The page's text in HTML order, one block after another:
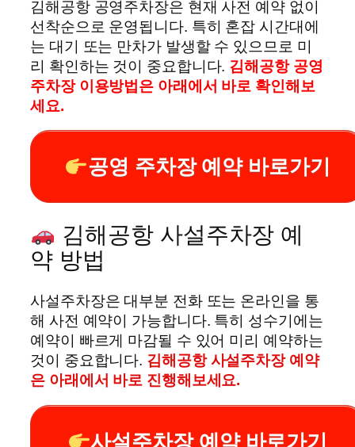
김해공항 공영주차장은 현재 사전 예약 없이
선착순으로 운영됩니다. 특히 혼잡 시간대에
는 대기 또는 만차가 발생할 수 있으므로 미
리 확인하는 것이 중요합니다. 김해공항 공영
주차장 이용방법은 아래에서 바로 확인해보
세요.
공영 주차장 예약 바로가기
김해공항 사설주차장 예
약 방법
사설주차장은 대부분 전화 또는 온라인을 통
해 사전 예약이 가능합니다. 특히 성수기에는
예약이 빠르게 마감될 수 있어 미리 예약하는
것이 중요합니다. 김해공항 사설주차장 예약
은 아래에서 바로 진행해보세요.
사설주차장 예약 바로가기